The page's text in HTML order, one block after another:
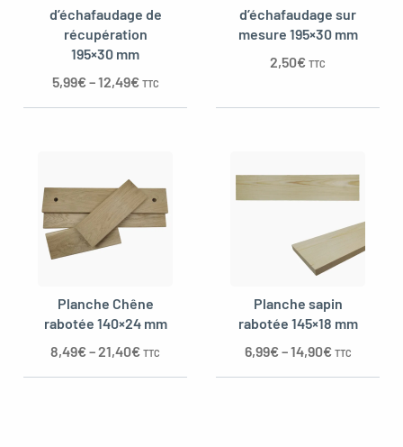
d’échafaudage de
récupération
195×30 mm
5,99€–12,49€ TTC
d’échafaudage sur
mesure 195×30 mm
2,50€ TTC
Planche Chêne
rabotée 140×24 mm
8,49€–21,40€ TTC
Planche sapin
rabotée 145×18 mm
6,99€–14,90€ TTC
menu